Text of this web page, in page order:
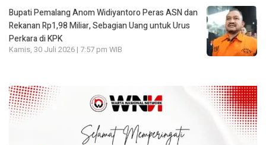
Bupati Pemalang Anom Widiyantoro Peras ASN dan
Rekanan Rp1,98 Miliar, Sebagian Uang untuk Urus
Perkara di KPK
Kamis, 30 Juli 2026 | 7:57 pm WIB